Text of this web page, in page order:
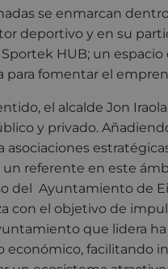
se enmarcan
deportivo y en su
HUB; un
para fomentar el
el alcalde Jon
y privado.
asociaciones
un referente en este
del Ayuntamiento de
con el objetivo de
que lidera
económico, facilitando